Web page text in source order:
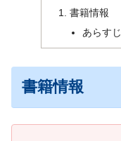
書籍情報
あらすじ
書籍情報